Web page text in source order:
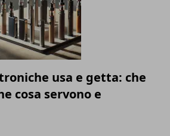
usa e getta: che
cosa servono e